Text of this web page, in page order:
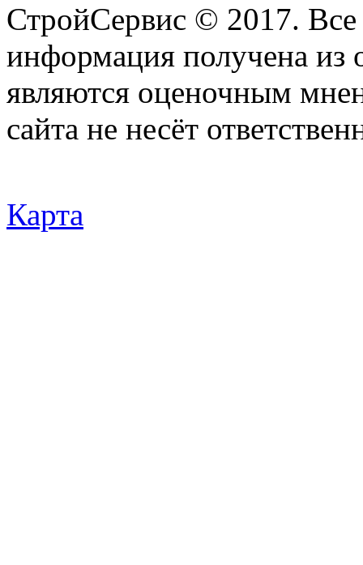
СтройСервис © 2017.
информация получена из
являются оценочным
сайта не несёт
Карта